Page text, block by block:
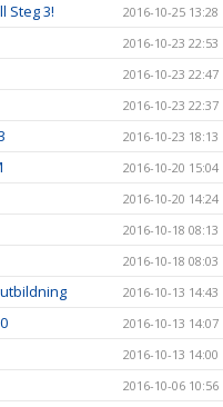
Steg 3! 2016-10-25 13:28
2016-10-23 22:53
2016-10-23 22:47
2016-10-23 22:37
2016-10-23 18:13
2016-10-20 15:04
2016-10-20 14:24
2016-10-18 08:13
2016-10-18 08:03
2016-10-13 14:43
2016-10-13 14:07
2016-10-13 14:00
2016-10-06 10:56